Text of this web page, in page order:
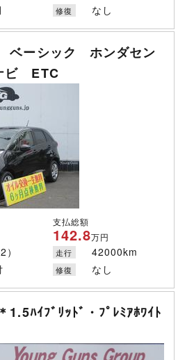
修復 なし
ベーシック ホンダセン
ビ ETC
支払総額
142.8万円
走行 42000km
修復 なし
1.5ﾊｲﾌﾞﾘｯﾄﾞ・ﾌﾟﾚﾐｱﾎﾜｲﾄ